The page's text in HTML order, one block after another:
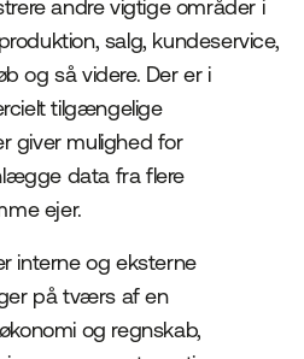
andre vigtige områder i
salg, kundeservice,
og så videre. Der er i
tilgængelige
giver mulighed for
data fra flere
ejer.
interne og eksterne
på tværs af en
og regnskab,